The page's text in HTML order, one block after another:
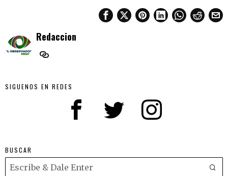
Redaccion
SIGUENOS EN REDES
BUSCAR